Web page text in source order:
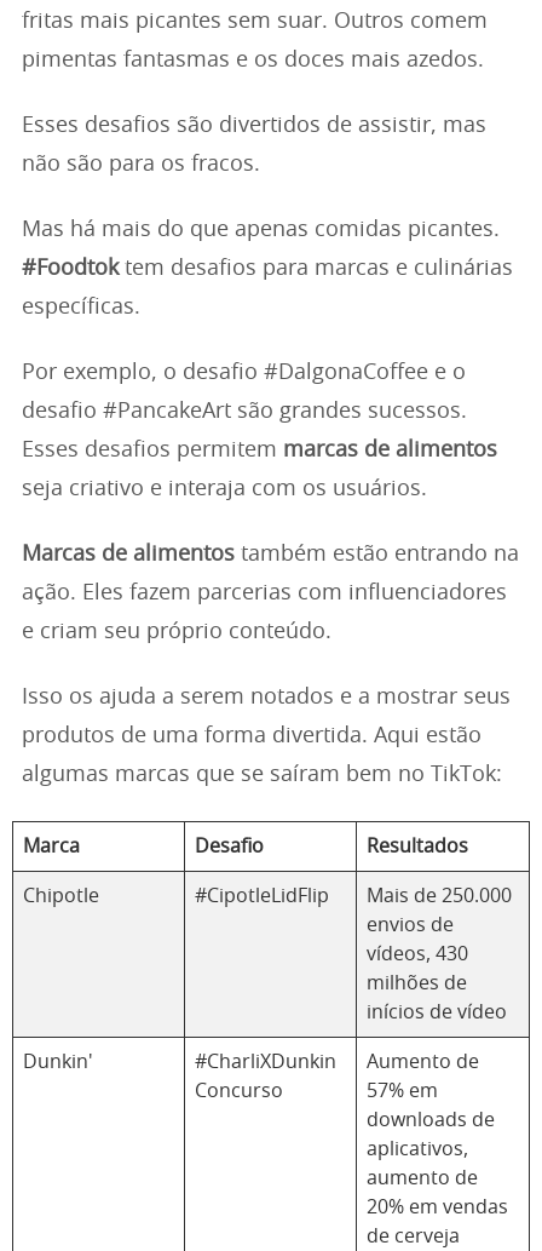
fritas mais picantes sem suar. Outros comem
pimentas fantasmas e os doces mais azedos.
Esses desafios são divertidos de assistir, mas
não são para os fracos.
Mas há mais do que apenas comidas picantes.
#Foodtoktem desafios para marcas e culinárias
específicas.
Por exemplo, o desafio #DalgonaCoffee e o
desafio #PancakeArt são grandes sucessos.
Esses desafios permitem marcas de alimentos
seja criativo e interaja com os usuários.
Marcas de alimentos também estão entrando na
ação. Eles fazem parcerias com influenciadores
e criam seu próprio conteúdo.
Isso os ajuda a serem notados e a mostrar seus
produtos de uma forma divertida. Aqui estão
algumas marcas que se saíram bem no TikTok:
Marca Desafio Resultados
Chipotle #CipotleLidFlip
Mais de 250.000
envios de
vídeos, 430
milhões de
inícios de vídeo
Dunkin'
#CharliXDunkin
Concurso
Aumento de
57% em
downloads de
aplicativos,
aumento de
20% em vendas
de cerveja